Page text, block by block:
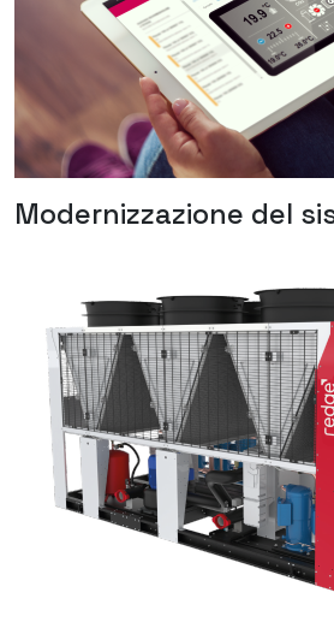
Modernizzazione del